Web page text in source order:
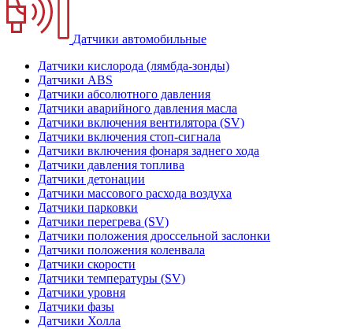
Датчики автомобильные
Датчики кислорода (лямбда-зонды)
Датчики ABS
Датчики абсолютного давления
Датчики аварийного давления масла
Датчики включения вентилятора (SV)
Датчики включения стоп-сигнала
Датчики включения фонаря заднего хода
Датчики давления топлива
Датчики детонации
Датчики массового расхода воздуха
Датчики парковки
Датчики перегрева (SV)
Датчики положения дроссельной заслонки
Датчики положения коленвала
Датчики скорости
Датчики температуры (SV)
Датчики уровня
Датчики фазы
Датчики Холла